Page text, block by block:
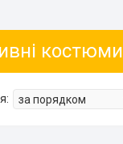
костюми